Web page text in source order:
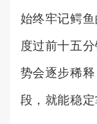
始终牢记鳄
度过前十五
势会逐步稀
段，就能稳定